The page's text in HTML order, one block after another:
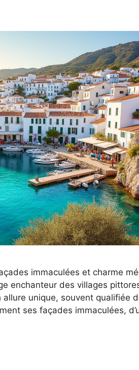
immaculées et charme
enchanteur des villages
unique, souvent qualifiée
ses façades immaculées,